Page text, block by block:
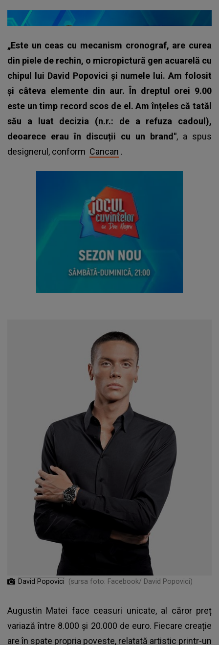
„Este un ceas cu mecanism cronograf, are curea
din piele de rechin, o micropictură gen acuarelă cu
chipul lui David Popovici și numele lui. Am folosit
și câteva elemente din aur. În dreptul orei 9.00
este un timp record scos de el. Am înțeles că tatăl
său a luat decizia (n.r.: de a refuza cadoul),
deoarece erau în discuții cu un brand", a spus
designerul, conform Cancan .
David Popovici (sursa foto: Facebook/ David Popovici)
Augustin Matei face ceasuri unicate, al căror preț
variază între 8.000 și 20.000 de euro. Fiecare creație
are în spate propria poveste, relatată artistic printr-un